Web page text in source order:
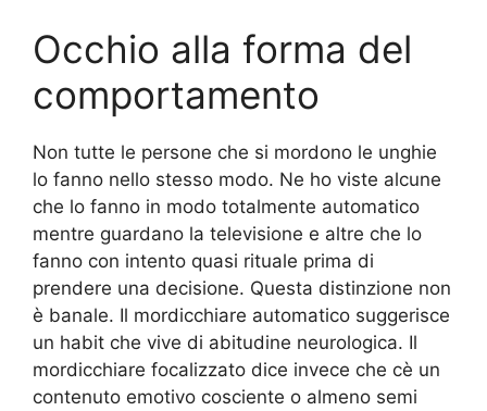
Occhio alla forma del
comportamento
Non tutte le persone che si mordono le unghie
lo fanno nello stesso modo. Ne ho viste alcune
che lo fanno in modo totalmente automatico
mentre guardano la televisione e altre che lo
fanno con intento quasi rituale prima di
prendere una decisione. Questa distinzione non
è banale. Il mordicchiare automatico suggerisce
un habit che vive di abitudine neurologica. Il
mordicchiare focalizzato dice invece che cè un
contenuto emotivo cosciente o almeno semi